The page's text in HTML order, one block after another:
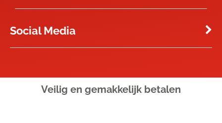
Social Media
Veilig en gemakkelijk betalen